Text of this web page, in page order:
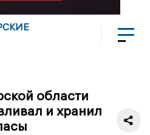
области
и хранил